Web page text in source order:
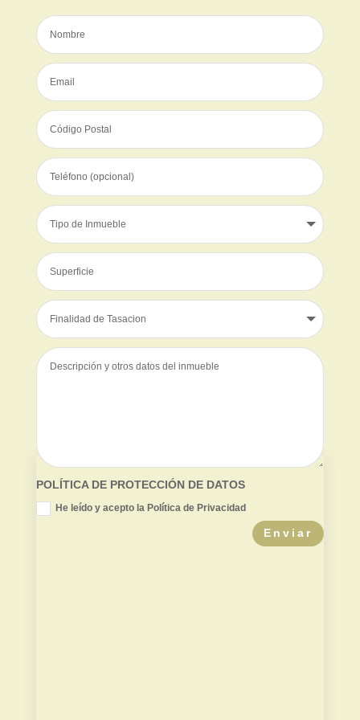
POLÍTICA DE PROTECCIÓN DE DATOS
He leído y acepto la Política de Privacidad
Enviar